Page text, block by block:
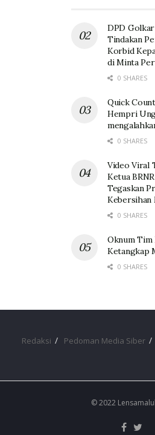
DPD
Tindakan
Korbid
di Minta
0 SHARES
Quick
Hempri
0 SHARES
Video Viral
Ketua
Tegaskan
Kebersihan
0 SHARES
Oknum Tim
Ketangkap
0 SHARES
Redaksi Pedoman Media Siber
© 2022